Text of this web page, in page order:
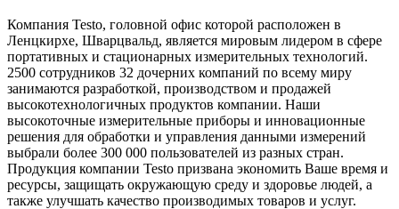
Компания Testo, головной офис которой расположен в
Ленцкирхе, Шварцвальд, является мировым лидером в сфере
портативных и стационарных измерительных технологий.
2500 сотрудников 32 дочерних компаний по всему миру
занимаются разработкой, производством и продажей
высокотехнологичных продуктов компании. Наши
высокоточные измерительные приборы и инновационные
решения для обработки и управления данными измерений
выбрали более 300 000 пользователей из разных стран.
Продукция компании Testo призвана экономить Ваше время и
ресурсы, защищать окружающую среду и здоровье людей, а
также улучшать качество производимых товаров и услуг.